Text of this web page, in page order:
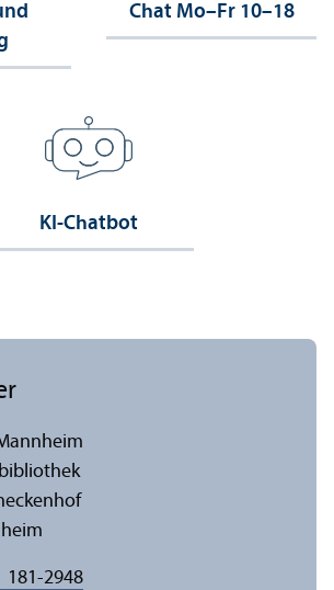
Chat Mo–Fr 10–18
KI-Chatbot
181-2948